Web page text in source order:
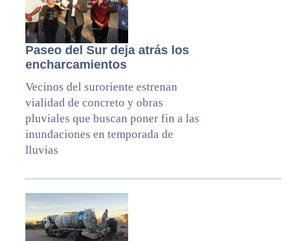
Paseo del Sur deja atrás los
encharcamientos
Vecinos del suroriente estrenan
vialidad de concreto y obras
pluviales que buscan poner fin a las
inundaciones en temporada de
lluvias